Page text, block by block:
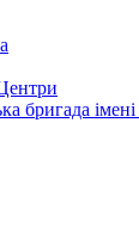
бригада